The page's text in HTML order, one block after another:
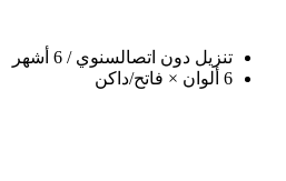
تنزيل دون اتصالسنوي / 6 أشهر
6 ألوان × فاتح/داكن